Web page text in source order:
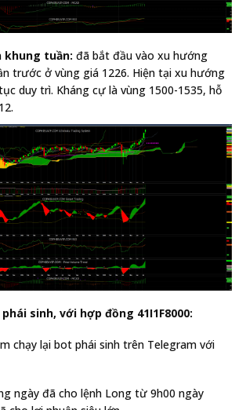
khung tuần: đã bắt đầu vào xu hướng
trước ở vùng giá 1226. Hiện tại xu hướng
duy trì. Kháng cự là vùng 1500-1535, hỗ
sinh, với hợp đồng 41I1F8000:
chạy lại bot phái sinh trên Telegram với
ngày đã cho lệnh Long từ 9h00 ngày